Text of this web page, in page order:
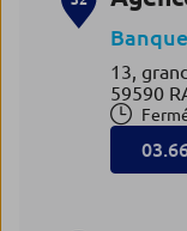
13,
59590